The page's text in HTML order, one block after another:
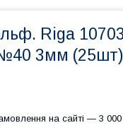
Riga
№40 3мм (25шт)
на сайті — 3